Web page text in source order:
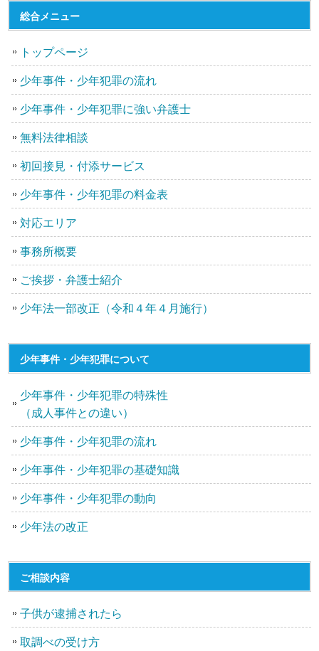
総合メニュー
トップページ
少年事件・少年犯罪の流れ
少年事件・少年犯罪に強い弁護士
無料法律相談
初回接見・付添サービス
少年事件・少年犯罪の料金表
対応エリア
事務所概要
ご挨拶・弁護士紹介
少年法一部改正（令和４年４月施行）
少年事件・少年犯罪について
少年事件・少年犯罪の特殊性
（成人事件との違い）
少年事件・少年犯罪の流れ
少年事件・少年犯罪の基礎知識
少年事件・少年犯罪の動向
少年法の改正
ご相談内容
子供が逮捕されたら
取調べの受け方